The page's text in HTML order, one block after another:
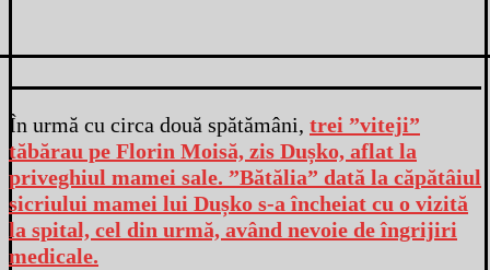
În urmă cu circa două spătămâni, trei ”viteji”
tăbărau pe Florin Moisă, zis Dușko, aflat la
priveghiul mamei sale. ”Bătălia” dată la căpătâiul
sicriului mamei lui Dușko s-a încheiat cu o vizită
la spital, cel din urmă, având nevoie de îngrijiri
medicale.